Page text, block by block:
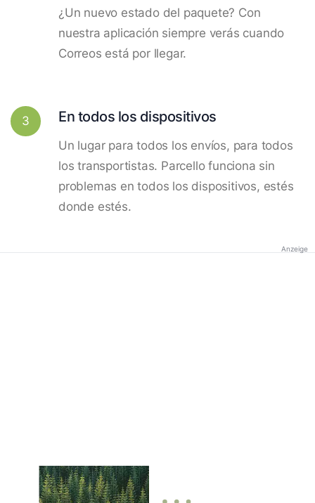
¿Un nuevo estado del paquete? Con
nuestra aplicación siempre verás cuando
Correos está por llegar.
3 En todos los dispositivos
Un lugar para todos los envíos, para todos
los transportistas. Parcello funciona sin
problemas en todos los dispositivos, estés
donde estés.
Anzeige